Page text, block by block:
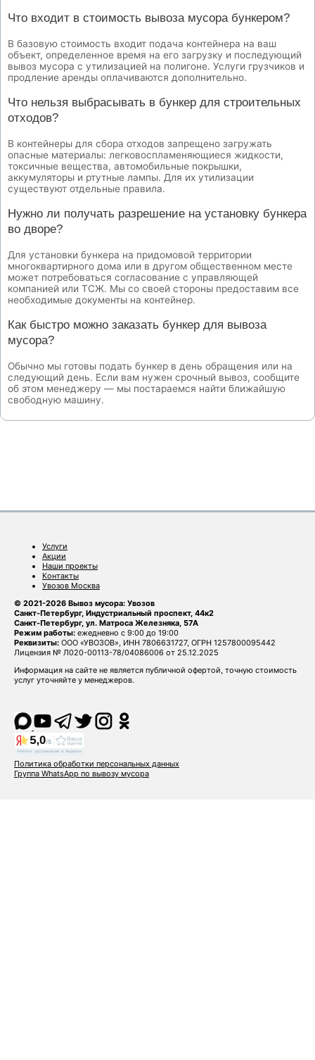
Что входит в стоимость вывоза мусора бункером?
В базовую стоимость входит подача контейнера на ваш
объект, определенное время на его загрузку и последующий
вывоз мусора с утилизацией на полигоне. Услуги грузчиков и
продление аренды оплачиваются дополнительно.
Что нельзя выбрасывать в бункер для строительных
отходов?
В контейнеры для сбора отходов запрещено загружать
опасные материалы: легковоспламеняющиеся жидкости,
токсичные вещества, автомобильные покрышки,
аккумуляторы и ртутные лампы. Для их утилизации
существуют отдельные правила.
Нужно ли получать разрешение на установку бункера
во дворе?
Для установки бункера на придомовой территории
многоквартирного дома или в другом общественном месте
может потребоваться согласование с управляющей
компанией или ТСЖ. Мы со своей стороны предоставим все
необходимые документы на контейнер.
Как быстро можно заказать бункер для вывоза
мусора?
Обычно мы готовы подать бункер в день обращения или на
следующий день. Если вам нужен срочный вывоз, сообщите
об этом менеджеру — мы постараемся найти ближайшую
свободную машину.
Услуги
Акции
Наши проекты
Контакты
Увозов Москва
© 2021-2026 Вывоз мусора: Увозов
Санкт-Петербург, Индустриальный проспект, 44к2
Санкт-Петербург, ул. Матроса Железняка, 57А
Режим работы: ежедневно с 9:00 до 19:00
Реквизиты: ООО «УВОЗОВ», ИНН 7806631727, ОГРН 1257800095442
Лицензия № Л020-00113-78/04086006 от 25.12.2025
Информация на сайте не является публичной офертой, точную стоимость
услуг уточняйте у менеджеров.
Политика обработки персональных данных
Группа WhatsApp по вывозу мусора